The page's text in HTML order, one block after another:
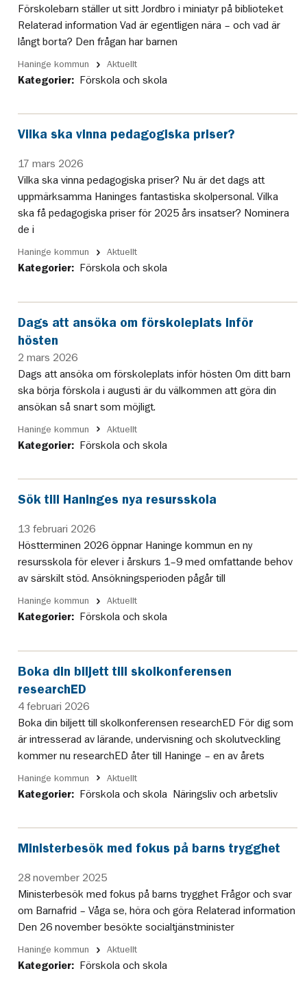
Förskolebarn ställer ut sitt Jordbro i miniatyr på biblioteket
Relaterad information Vad är egentligen nära – och vad är
långt borta? Den frågan har barnen
Haninge kommun Aktuellt
Kategorier: Förskola och skola
Vilka ska vinna pedagogiska priser?
17 mars 2026
Vilka ska vinna pedagogiska priser? Nu är det dags att
uppmärksamma Haninges fantastiska skolpersonal. Vilka
ska få pedagogiska priser för 2025 års insatser? Nominera
de i
Haninge kommun Aktuellt
Kategorier: Förskola och skola
Dags att ansöka om förskoleplats inför
hösten
2 mars 2026
Dags att ansöka om förskoleplats inför hösten Om ditt barn
ska börja förskola i augusti är du välkommen att göra din
ansökan så snart som möjligt.
Haninge kommun Aktuellt
Kategorier: Förskola och skola
Sök till Haninges nya resursskola
13 februari 2026
Höstterminen 2026 öppnar Haninge kommun en ny
resursskola för elever i årskurs 1–9 med omfattande behov
av särskilt stöd. Ansökningsperioden pågår till
Haninge kommun Aktuellt
Kategorier: Förskola och skola
Boka din biljett till skolkonferensen
researchED
4 februari 2026
Boka din biljett till skolkonferensen researchED För dig som
är intresserad av lärande, undervisning och skolutveckling
kommer nu researchED åter till Haninge – en av årets
Haninge kommun Aktuellt
Kategorier: Förskola och skola Näringsliv och arbetsliv
Ministerbesök med fokus på barns trygghet
28 november 2025
Ministerbesök med fokus på barns trygghet Frågor och svar
om Barnafrid – Våga se, höra och göra Relaterad information
Den 26 november besökte socialtjänstminister
Haninge kommun Aktuellt
Kategorier: Förskola och skola